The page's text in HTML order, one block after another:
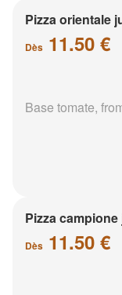
Pizza orientale
Dès 11.50 €
Base tomate,
Pizza
Dès 11.50 €